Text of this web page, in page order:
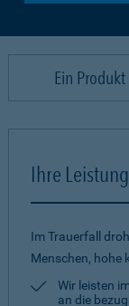
Ein
Ihre
Im Trauerfall
Menschen, hohe
Wir leisten
an die